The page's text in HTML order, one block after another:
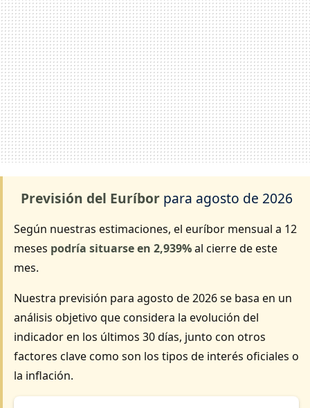
Previsión del Euríborpara agosto de 2026
Según nuestras estimaciones, el euríbor mensual a 12
meses podría situarse en 2,939%al cierre de este
mes.
Nuestra previsión para agosto de 2026 se basa en un
análisis objetivo que considera la evolución del
indicador en los últimos 30 días, junto con otros
factores clave como son los tipos de interés oficiales o
la inflación.